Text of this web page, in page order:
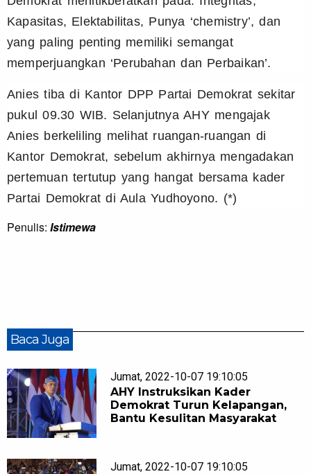
Kapasitas, Elektabilitas, Punya ‘chemistry’, dan
yang paling penting memiliki semangat
memperjuangkan ‘Perubahan dan Perbaikan’.
Anies tiba di Kantor DPP Partai Demokrat sekitar
pukul 09.30 WIB. Selanjutnya AHY mengajak
Anies berkeliling melihat ruangan-ruangan di
Kantor Demokrat, sebelum akhirnya mengadakan
pertemuan tertutup yang hangat bersama kader
Partai Demokrat di Aula Yudhoyono. (*)
Penulis: Istimewa
Baca Juga
Jumat, 2022-10-07 19:10:05
AHY Instruksikan Kader
Demokrat Turun Kelapangan,
Bantu Kesulitan Masyarakat
Jumat, 2022-10-07 19:10:05